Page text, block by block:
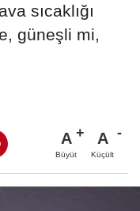
sıcaklığı
güneşli mi,
A
Büyüt
A
Küçült